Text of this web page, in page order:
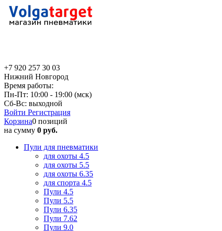
+7 920 257 30 03
Нижний Новгород
Время работы:
Пн-Пт: 10:00 - 19:00 (мск)
Сб-Вс: выходной
Войти Регистрация
Корзина0 позиций
на сумму 0 руб.
Пули для пневматики
для охоты 4.5
для охоты 5.5
для охоты 6.35
для спорта 4.5
Пули 4.5
Пули 5.5
Пули 6.35
Пули 7.62
Пули 9.0